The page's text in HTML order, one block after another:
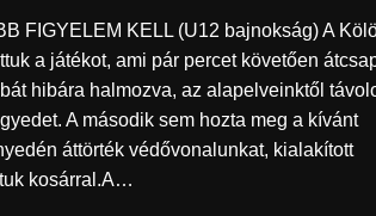
FIGYELEM KELL (U12 bajnokság) A
a játékot, ami pár percet követően
hibára halmozva, az alapelveinktől
A második sem hozta meg a kívánt
áttörték védővonalunkat, kialakított
kosárral.A…